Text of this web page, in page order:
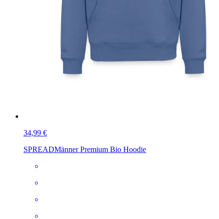
34,99 €
SPREADMänner Premium Bio Hoodie